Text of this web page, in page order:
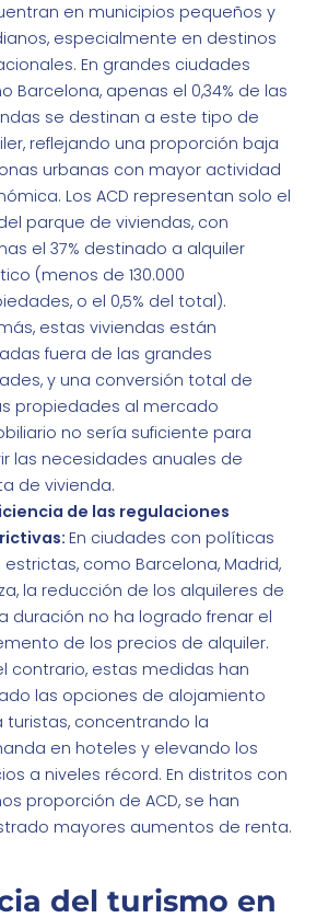
en municipios pequeños y
especialmente en destinos
En grandes ciudades
Barcelona, apenas el 0,34% de las
se destinan a este tipo de
reflejando una proporción baja
urbanas con mayor actividad
Los ACD representan solo el
del parque de viviendas, con
el 37% destinado a alquiler
(menos de 130.000
o el 0,5% del total).
estas viviendas están
fuera de las grandes
y una conversión total de
propiedades al mercado
no sería suficiente para
las necesidades anuales de
de vivienda.
de las regulaciones
En ciudades con políticas
estrictas, como Barcelona, Madrid,
la reducción de los alquileres de
duración no ha logrado frenar el
de los precios de alquiler.
contrario, estas medidas han
las opciones de alojamiento
turistas, concentrando la
en hoteles y elevando los
a niveles récord. En distritos con
proporción de ACD, se han
mayores aumentos de renta.
del turismo en